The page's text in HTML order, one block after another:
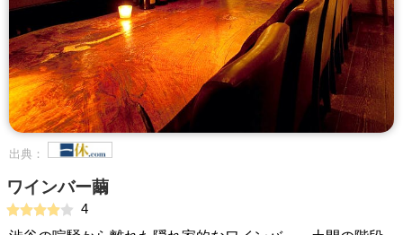
出典：
ワインバー繭
4